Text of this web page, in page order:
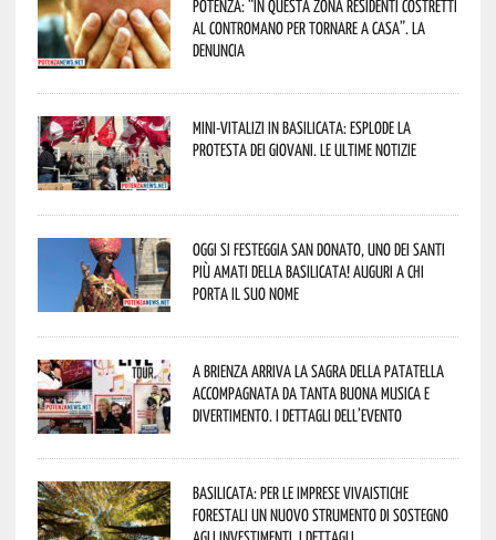
Potenza: “In questa zona residenti costretti
al contromano per tornare a casa”. La
denuncia
Mini-vitalizi in Basilicata: esplode la
protesta dei giovani. Le ultime notizie
Oggi si festeggia San Donato, uno dei Santi
più amati della Basilicata! Auguri a chi
porta il suo nome
A Brienza arriva la Sagra della Patatella
accompagnata da tanta buona musica e
divertimento. I dettagli dell’evento
Basilicata: per le imprese vivaistiche
forestali un nuovo strumento di sostegno